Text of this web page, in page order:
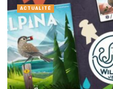
ACTUALITÉ